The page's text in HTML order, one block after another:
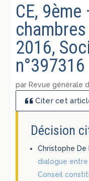
CE,
2016,
n°397316
par Revue générale
Citer cet
Décision
Christophe De
dialogue
Conseil